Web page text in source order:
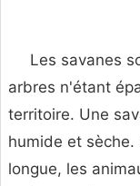
Les savanes
arbres n'étant
territoire. Une
humide et sèche.
longue, les